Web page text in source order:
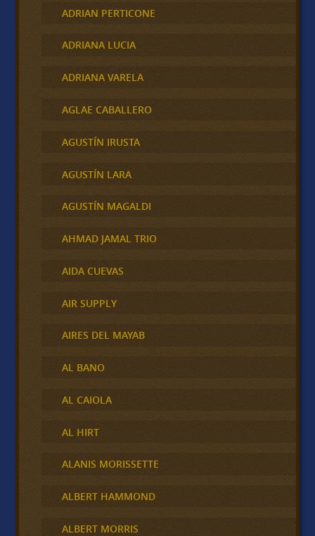
ADRIAN PERTICONE
ADRIANA LUCIA
ADRIANA VARELA
AGLAE CABALLERO
AGUSTÍN IRUSTA
AGUSTÍN LARA
AGUSTÍN MAGALDI
AHMAD JAMAL TRIO
AIDA CUEVAS
AIR SUPPLY
AIRES DEL MAYAB
AL BANO
AL CAIOLA
AL HIRT
ALANIS MORISSETTE
ALBERT HAMMOND
ALBERT MORRIS